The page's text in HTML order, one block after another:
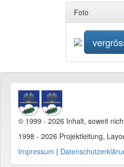
Foto
© 1999 - 2026 Inhalt, soweit
1998 - 2026 Projektleitung,
Impressum |